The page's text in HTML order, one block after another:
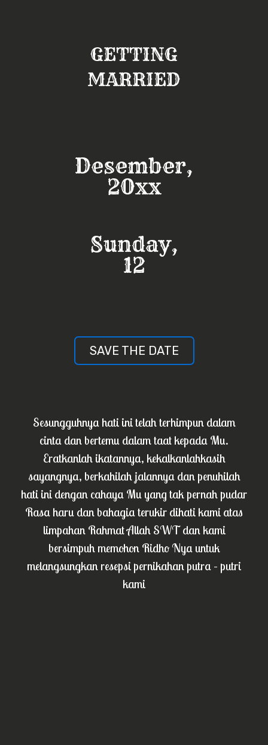
GETTING
MARRIED
Desember,
20xx
Sunday,
12
SAVE THE DATE
Sesungguhnya hati ini telah terhimpun dalam
cinta dan bertemu dalam taat kepada Mu.
Eratkanlah ikatannya, kekalkanlahkasih
sayangnya, berkahilah jalannya dan penuhilah
hati ini dengan cahaya Mu yang tak pernah pudar
Rasa haru dan bahagia terukir dihati kami atas
limpahan Rahmat Allah SWT dan kami
bersimpuh memohon Ridho Nya untuk
melangsungkan resepsi pernikahan putra – putri
kami